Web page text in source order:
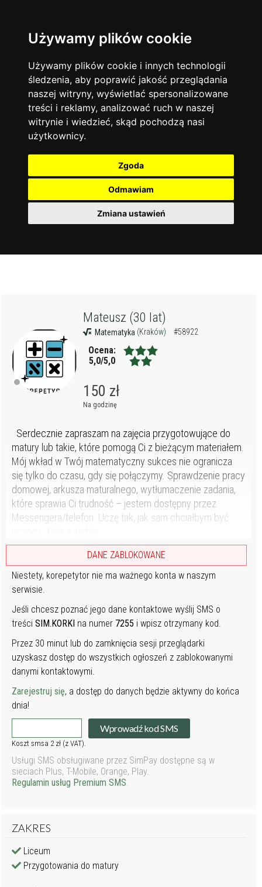
Używamy plików cookie
Używamy plików cookie i innych technologii
śledzenia, aby poprawić jakość przeglądania
naszej witryny, wyświetlać spersonalizowane
treści i reklamy, analizować ruch w naszej
witrynie i wiedzieć, skąd pochodzą nasi
użytkownicy.
Zgoda
Odmawiam
Zmiana ustawień
Język angielski 13744
Matematyka 12928
Chemia 4886
Język niemiecki 4307
Język polski 3426
Fizyka
Język francuski
Warszawa
Korepetycje
Online
14837
Kraków 7753
Wrocław
Łódź 3512
Gdańsk 2075
Mateusz (30 lat)
Matematyka (Kraków) #58922
Ocena:
5,0/5,0
150 zł
Na godzinę
Serdecznie zapraszam na zajęcia przygotowujące do
matury lub takie, które pomogą Ci z bieżącym materiałem.
Mój wkład w Twój matematyczny sukces nie ogranicza
się tylko do czasu, gdy się połączymy. Sprawdzenie pracy
domowej, arkusza maturalnego, wytłumaczenie zadania,
które sprawia Ci trudność – jestem dostępny przez
Messengera/telefon. Uczę tak, jak sam chciałbym być
DANE ZABLOKOWANE
Niestety, korepetytor nie ma ważnego konta w naszym
serwisie.
Jeśli chcesz poznać jego dane kontaktowe wyślij SMS o
treściSIM.KORKI na numer 7255 i wpisz otrzymany kod.
Przez 30 minut lub do zamknięcia sesji przeglądarki
uzyskasz dostęp do wszystkich ogłoszeń z zablokowanymi
danymi kontaktowymi.
Zarejestruj się, a dostęp do danych będzie aktywny do końca
dnia!
Wprowadź kod SMS
Koszt smsa 2 zł (z VAT).
Usługi SMS obsługiwane przez SimPay dostępne są w
sieciach Plus, T-Mobile, Orange, Play.
Regulamin usług Premium SMS.
ZAKRES
Liceum
Przygotowania do matury